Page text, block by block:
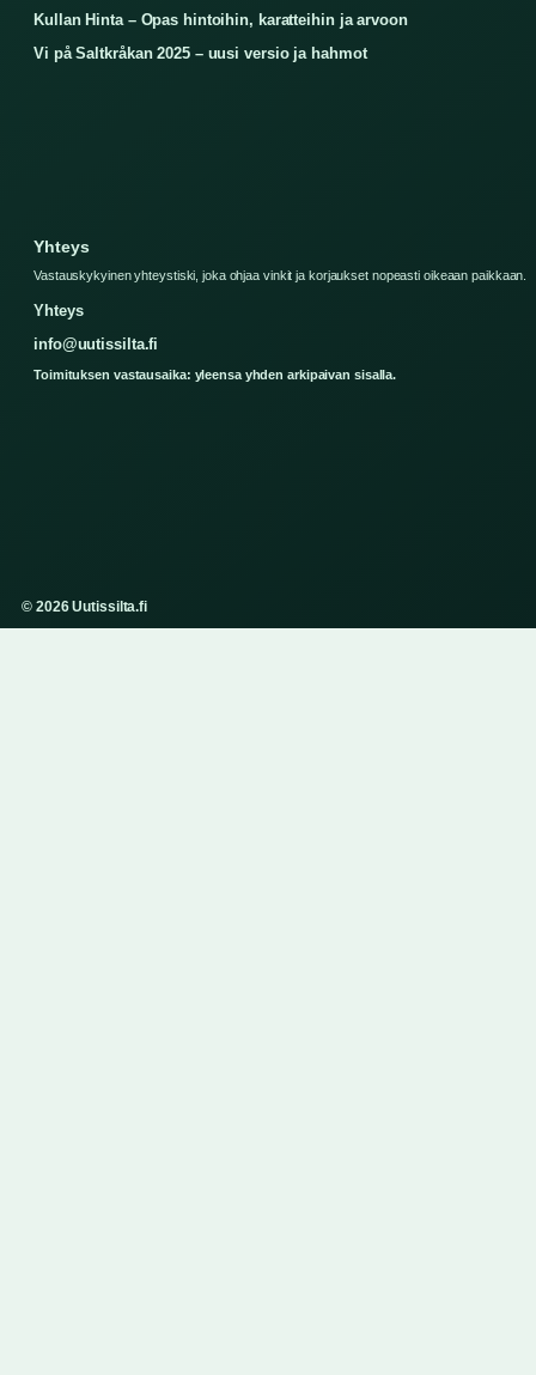
Kullan Hinta – Opas hintoihin, karatteihin ja arvoon
Vi på Saltkråkan 2025 – uusi versio ja hahmot
Yhteys
Vastauskykyinen yhteystiski, joka ohjaa vinkit ja korjaukset nopeasti oikeaan paikkaan.
Yhteys
info@uutissilta.fi
Toimituksen vastausaika: yleensa yhden arkipaivan sisalla.
© 2026 Uutissilta.fi